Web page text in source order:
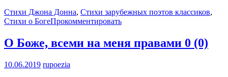
Стихи Джона Донна, Стихи зарубежных поэтов классиков,
Стихи о БогеПрокомментировать
О Боже, всеми на меня правами 0 (0)
10.06.2019 rupoezia